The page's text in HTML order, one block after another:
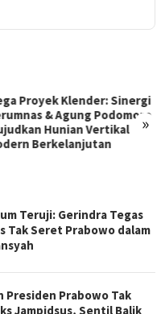
»
Ambang Putus Sekolah
Gerbang Beasiswa: Kisah
Anna di Sekolah
Teruji: Gerindra Tegas
Tak Seret Prabowo dalam
Presiden Prabowo Tak
Jampidsus, Sentil Balik